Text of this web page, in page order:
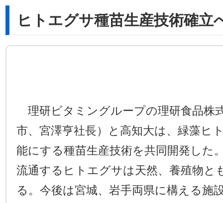
ヒトエグサ種苗生産技術確立
理研ビタミングループの理研食品株
市、宮澤亨社長）と高知大は、緑藻ヒ
能にする種苗生産技術を共同開発した
流通するヒトエグサは天然、養殖物と
る。今後は宮城、岩手両県に構える施